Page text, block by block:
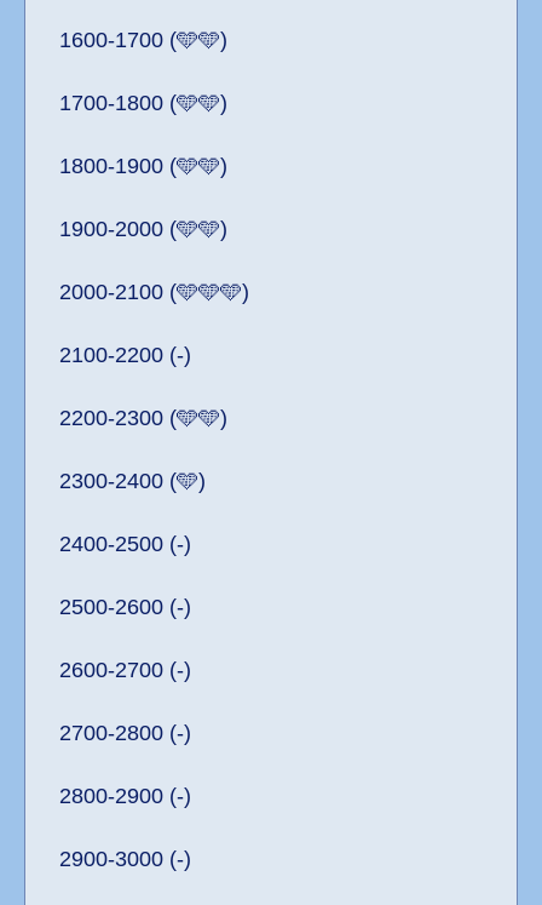
1600-1700 (🩵🩵)
1700-1800 (🩵🩵)
1800-1900 (🩵🩵)
1900-2000 (🩵🩵)
2000-2100 (🩵🩵🩵)
2100-2200 (-)
2200-2300 (🩵🩵)
2300-2400 (🩵)
2400-2500 (-)
2500-2600 (-)
2600-2700 (-)
2700-2800 (-)
2800-2900 (-)
2900-3000 (-)